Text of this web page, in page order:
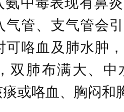
气管、支气管会
可咯血及肺水肿
双肺布满大、
或咯血、胸闷和